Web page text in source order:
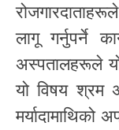
लागू गर्नुपर्ने
अस्पतालहरूले
यो विषय श्रम